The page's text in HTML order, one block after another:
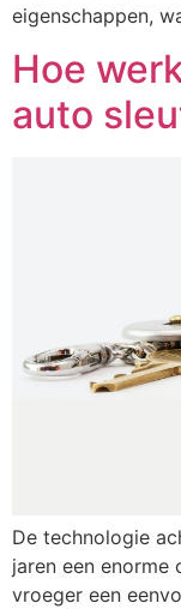
eigenschappen,
Hoe
auto
De technologie
jaren een enorme
vroeger een